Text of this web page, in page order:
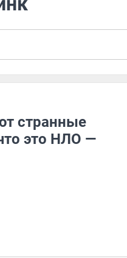
странные
это НЛО —